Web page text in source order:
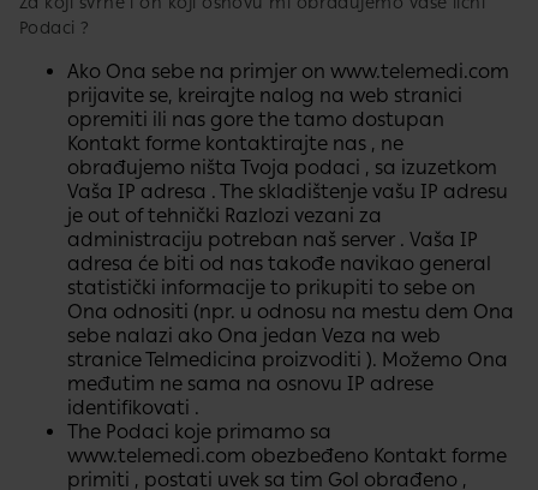
Podaci ?
Ako Ona sebe na primjer on www.telemedi.com
prijavite se, kreirajte nalog na web stranici
opremiti ili nas gore the tamo dostupan
Kontakt forme kontaktirajte nas , ne
obrađujemo ništa Tvoja podaci , sa izuzetkom
Vaša IP adresa . The skladištenje vašu IP adresu
je out of tehnički Razlozi vezani za
administraciju potreban naš server . Vaša IP
adresa će biti od nas takođe navikao​ general
statistički informacije to prikupiti to sebe on
Ona odnositi (npr. u odnosu na mestu​ dem Ona
sebe nalazi ako Ona jedan Veza na web
stranice Telmedicina proizvoditi ). Možemo​ Ona
međutim ne sama na osnovu IP adrese
identifikovati .
The Podaci koje primamo sa
www.telemedi.com obezbeđeno Kontakt forme
primiti , postati uvek sa tim Gol obrađeno ,